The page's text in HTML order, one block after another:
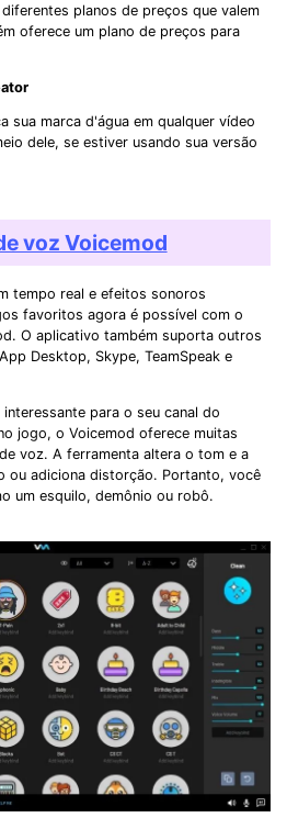
planos de preços que valem
oferece um plano de preços para
sua marca d'água em qualquer vídeo
dele, se estiver usando sua versão
voz Voicemod
tempo real e efeitos sonoros
favoritos agora é possível com o
O aplicativo também suporta outros
Desktop, Skype, TeamSpeak e
para o seu canal do
jogo, o Voicemod oferece muitas
voz. A ferramenta altera o tom e a
ou adiciona distorção. Portanto, você
um esquilo, demônio ou robô.